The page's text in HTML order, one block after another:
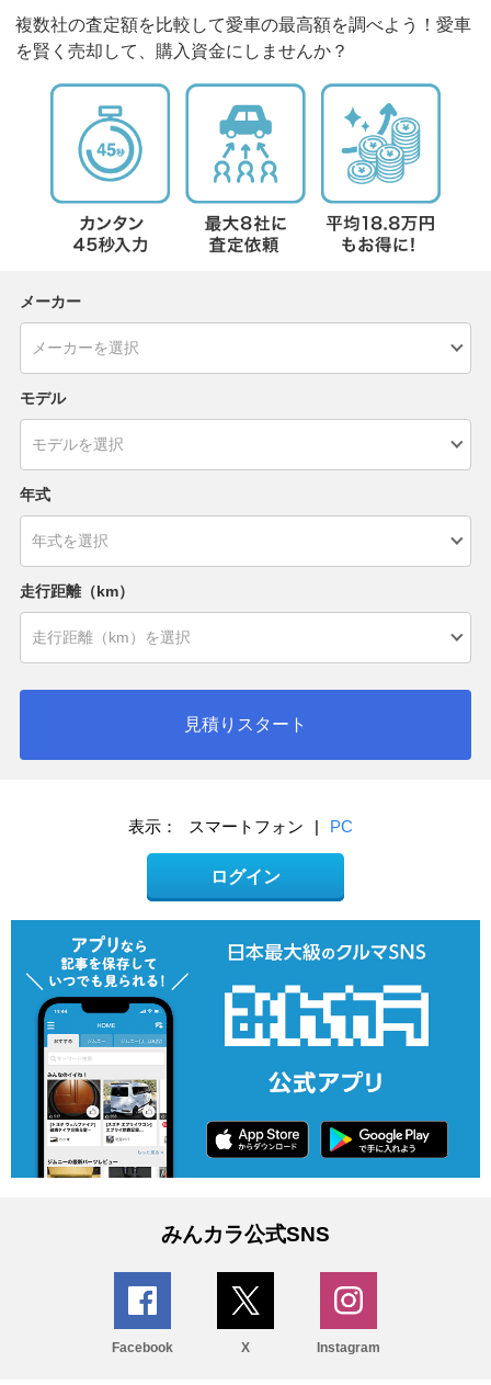
複数社の査定額を比較して愛車の最高額を調べよう！愛車
を賢く売却して、購入資金にしませんか？
メーカー
モデル
年式
走行距離（km）
見積りスタート
表示： スマートフォン | PC
ログイン
みんカラ公式SNS
Facebook X Instagram